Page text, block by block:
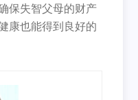
保失智父母的财产
康也能得到良好的